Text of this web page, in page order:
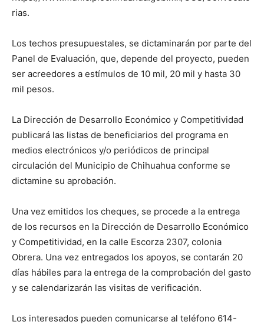
rias.
Los techos presupuestales, se dictaminarán por parte del
Panel de Evaluación, que, depende del proyecto, pueden
ser acreedores a estímulos de 10 mil, 20 mil y hasta 30
mil pesos.
La Dirección de Desarrollo Económico y Competitividad
publicará las listas de beneficiarios del programa en
medios electrónicos y/o periódicos de principal
circulación del Municipio de Chihuahua conforme se
dictamine su aprobación.
Una vez emitidos los cheques, se procede a la entrega
de los recursos en la Dirección de Desarrollo Económico
y Competitividad, en la calle Escorza 2307, colonia
Obrera. Una vez entregados los apoyos, se contarán 20
días hábiles para la entrega de la comprobación del gasto
y se calendarizarán las visitas de verificación.
Los interesados pueden comunicarse al teléfono 614-